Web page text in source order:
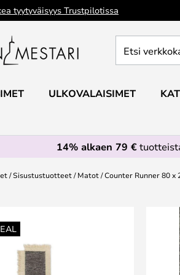
tyytyväisyys Trustpilotissa
verkkokaupan
ULKOVALAISIMET
14% alkaen 79 €
Sisustustuotteet Matot Counter Runner 80 x